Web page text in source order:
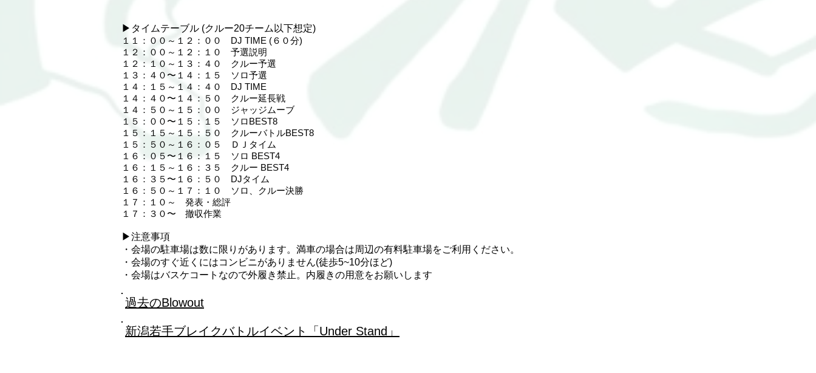
▶︎タイムテーブル (クルー20チーム以下想定)
１１：００～１２：００ DJ TIME (６０分)
１２：００～１２：１０ 予選説明
１２：１０～１３：４０ クルー予選
１３：４０〜１４：１５ ソロ予選
１４：１５～１４：４０ DJ TIME
１４：４０〜１４：５０ クルー延長戦
１４：５０～１５：００ ジャッジムーブ
１５：００〜１５：１５ ソロBEST8
１５：１５～１５：５０ クルーバトルBEST8
１５：５０～１６：０５ ＤＪタイム
１６：０５〜１６：１５ ソロ BEST4
１６：１５～１６：３５ クルー BEST4
１６：３５〜１６：５０ DJタイム
１６：５０～１７：１０ ソロ、クルー決勝
１７：１０～ 発表・総評
１７：３０〜 撤収作業
​▶︎注意事項
・会場の駐車場は数に限りがあります。満車の場合は周辺の有料駐車場をご利用ください。
・会場のすぐ近くにはコンビニがありません(徒歩5~10分ほど)
・会場はバスケコートなので外履き禁止。内履きの用意をお願いします
過去のBlowout
​新潟若手ブレイクバトルイベント「Under Stand」